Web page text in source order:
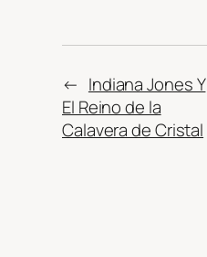
← Indiana Jones Y
El Reino de la
Calavera de Cristal